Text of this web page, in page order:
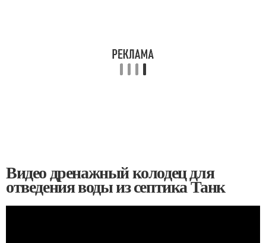
Видео дренажный колодец для
отведения воды из септика Танк